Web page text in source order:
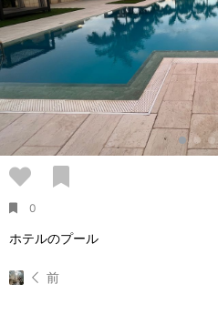
0
ホテルのプール
前